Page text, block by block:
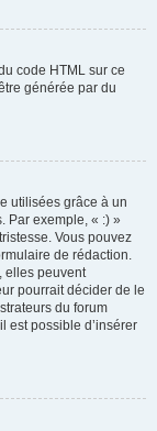
code HTML sur ce
générée par du
utilisées grâce à un
Par exemple, « :) »
Vous pouvez
de rédaction.
elles peuvent
pourrait décider de le
du forum
est possible d’insérer